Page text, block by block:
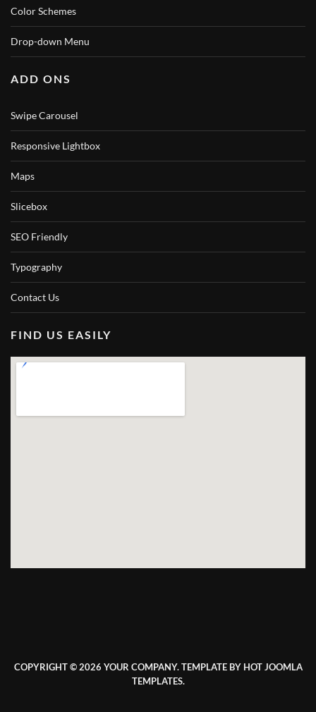
Color Schemes
Drop-down Menu
ADD ONS
Swipe Carousel
Responsive Lightbox
Maps
Slicebox
SEO Friendly
Typography
Contact Us
FIND US EASILY
COPYRIGHT © 2026 YOUR COMPANY. TEMPLATE BY HOT JOOMLA
TEMPLATES.